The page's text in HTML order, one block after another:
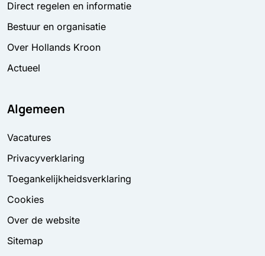
Direct regelen en informatie
Bestuur en organisatie
Over Hollands Kroon
Actueel
Algemeen
Vacatures
Privacyverklaring
Toegankelijkheidsverklaring
Cookies
Over de website
Sitemap